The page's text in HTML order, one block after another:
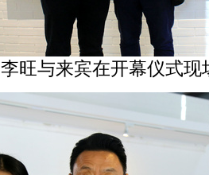
李旺与来宾在开幕仪式现